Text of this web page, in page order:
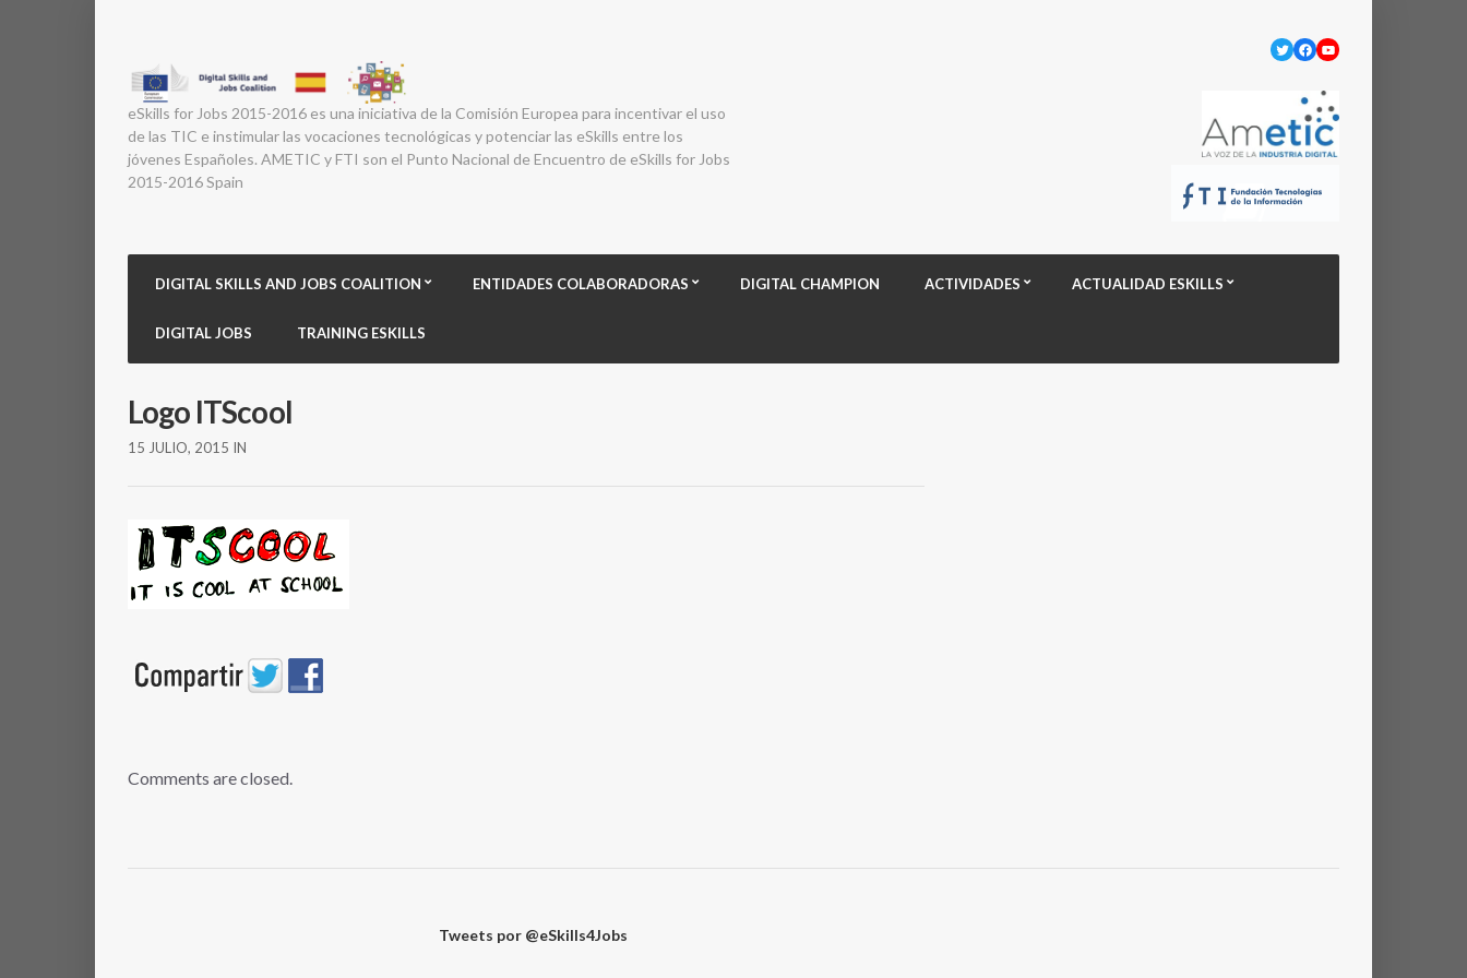
eSkills for Jobs 2015-2016 es una iniciativa de la Comisión Europea para incentivar el uso
de las TIC e instimular las vocaciones tecnológicas y potenciar las eSkills entre los
jóvenes Españoles. AMETIC y FTI son el Punto Nacional de Encuentro de eSkills for Jobs
2015-2016 Spain
Twitter
Facebook
YouTube
DIGITAL SKILLS AND JOBS COALITION ENTIDADES COLABORADORAS DIGITAL CHAMPION ACTIVIDADES ACTUALIDAD ESKILLS
DIGITAL JOBS TRAINING ESKILLS
Logo ITScool
15 JULIO, 2015 IN
Comments are closed.
Tweets por @eSkills4Jobs